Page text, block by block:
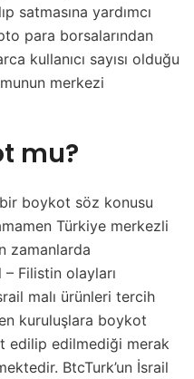
satmasına yardımcı
para borsalarından
kullanıcı sayısı olduğu
merkezi
mu?
boykot söz konusu
Türkiye merkezli
zamanlarda
Filistin olayları
malı ürünleri tercih
kuruluşlara boykot
edilip edilmediği merak
BtcTurk’un İsrail